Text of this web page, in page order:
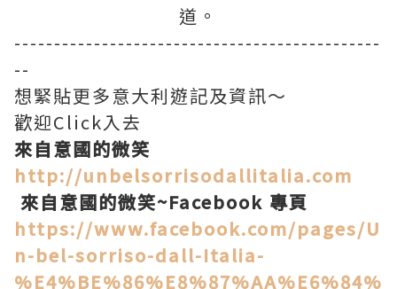
道。
----------------------------------------------
--
想緊貼更多意大利遊記及資訊～
歡迎Click入去
來自意國的微笑
http://unbelsorrisodallitalia.com
來自意國的微笑~Facebook 專頁
https://www.facebook.com/pages/U
n-bel-sorriso-dall-Italia-
%E4%BE%86%E8%87%AA%E6%84%